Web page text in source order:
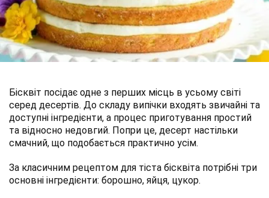
Бісквіт посідає одне з перших місць в усьому світі
серед десертів. До складу випічки входять звичайні та
доступні інгредієнти, а процес приготування простий
та відносно недовгий. Попри це, десерт настільки
смачний, що подобається практично усім.
За класичним рецептом для тіста бісквіта потрібні три
основні інгредієнти: борошно, яйця, цукор.